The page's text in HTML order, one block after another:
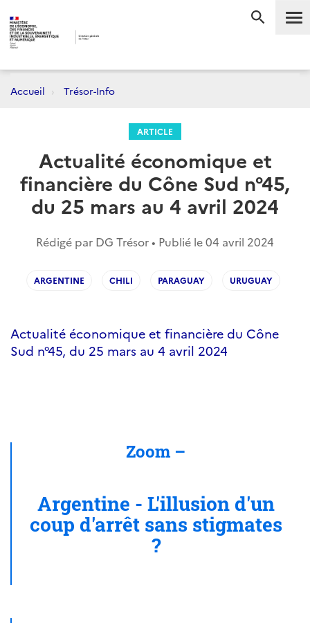
Accueil Trésor-Info
ARTICLE
Actualité économique et
financière du Cône Sud n°45,
du 25 mars au 4 avril 2024
Rédigé par DG Trésor • Publié le04 avril 2024
ARGENTINE CHILI PARAGUAY URUGUAY
Actualité économique et financière du Cône
Sud n°45, du 25 mars au 4 avril 2024
Zoom –
Argentine - L'illusion d'un
coup d'arrêt sans stigmates
?